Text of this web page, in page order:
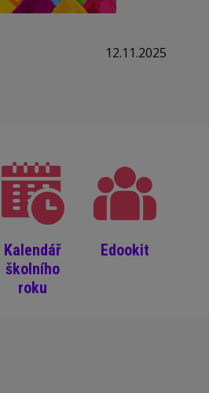
12.11.2025
Kalendář
školního
roku
Edookit